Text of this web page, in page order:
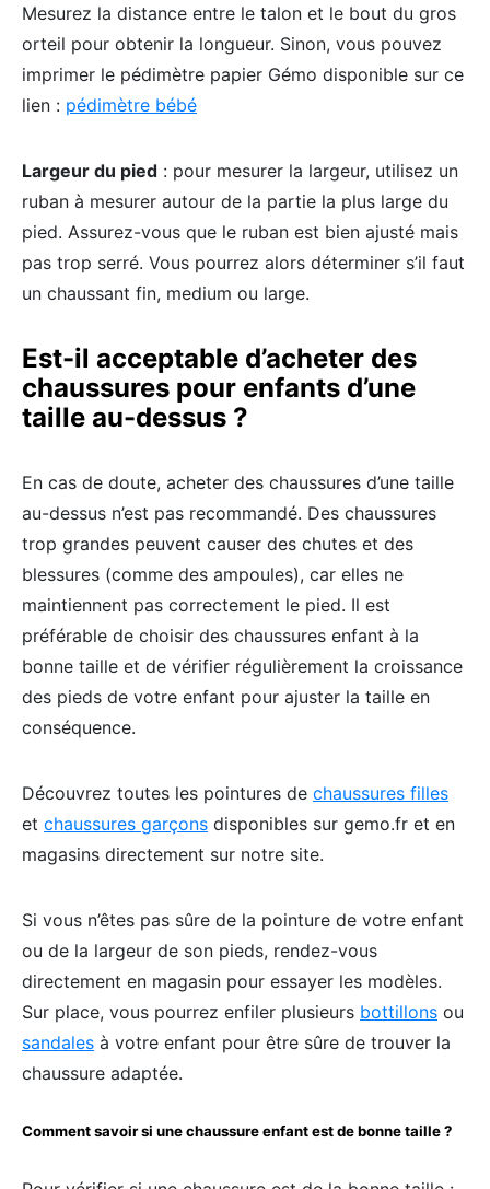
Mesurez la distance entre le talon et le bout du gros
orteil pour obtenir la longueur. Sinon, vous pouvez
imprimer le pédimètre papier Gémo disponible sur ce
lien : pédimètre bébé
Largeur du pied : pour mesurer la largeur, utilisez un
ruban à mesurer autour de la partie la plus large du
pied. Assurez-vous que le ruban est bien ajusté mais
pas trop serré. Vous pourrez alors déterminer s’il faut
un chaussant fin, medium ou large.
Est-il acceptable d’acheter des
chaussures pour enfants d’une
taille au-dessus ?
En cas de doute, acheter des chaussures d’une taille
au-dessus n’est pas recommandé. Des chaussures
trop grandes peuvent causer des chutes et des
blessures (comme des ampoules), car elles ne
maintiennent pas correctement le pied. Il est
préférable de choisir des chaussures enfant à la
bonne taille et de vérifier régulièrement la croissance
des pieds de votre enfant pour ajuster la taille en
conséquence.
Découvrez toutes les pointures de chaussures filles
et chaussures garçons disponibles sur gemo.fr et en
magasins directement sur notre site.
Si vous n’êtes pas sûre de la pointure de votre enfant
ou de la largeur de son pieds, rendez-vous
directement en magasin pour essayer les modèles.
Sur place, vous pourrez enfiler plusieurs bottillons ou
sandales à votre enfant pour être sûre de trouver la
chaussure adaptée.
Comment savoir si une chaussure enfant est de bonne taille ?